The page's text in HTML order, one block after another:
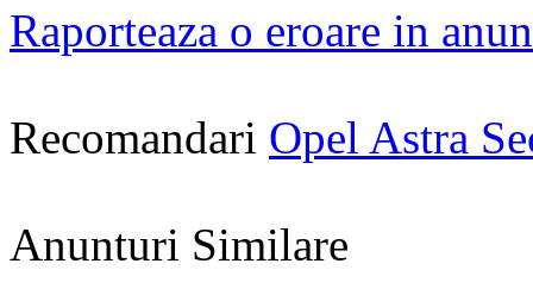
Raporteaza o eroare in
Recomandari Opel Astra
Anunturi Similare